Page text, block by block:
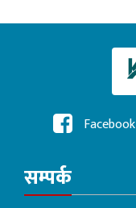
Facebook
सम्पर्क